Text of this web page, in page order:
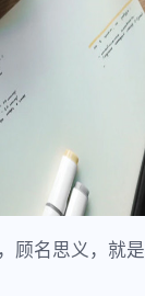
顾名思义，就是